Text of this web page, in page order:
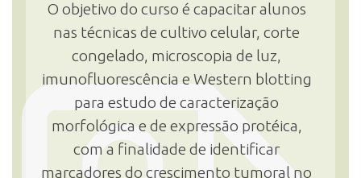
O objetivo do curso é capacitar alunos
nas técnicas de cultivo celular, corte
congelado, microscopia de luz,
imunofluorescência e Western blotting
para estudo de caracterização
morfológica e de expressão protéica,
com a finalidade de identificar
marcadores do crescimento tumoral no